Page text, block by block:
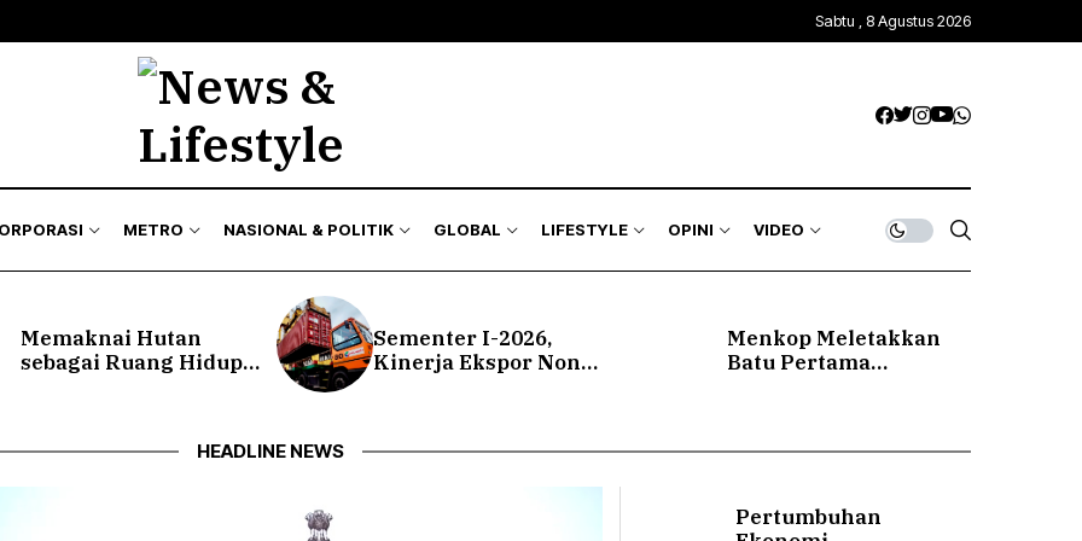
Sabtu , 8 Agustus 2026
METRO NASIONAL & POLITIK GLOBAL LIFESTYLE OPINI VIDEO
Memaknai Hutan
sebagai Ruang Hidup
Sementer I-2026,
Kinerja Ekspor Non
Menkop Meletakkan
Batu Pertama
HEADLINE NEWS
Pertumbuhan